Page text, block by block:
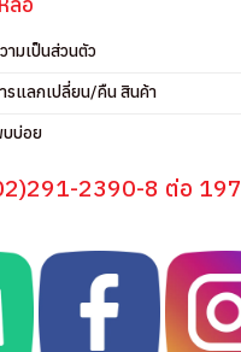
ามเป็นส่วนตัว
รแลกเปลี่ยน/คืน สินค้า
บบ่อย
2390-8 ต่อ 197